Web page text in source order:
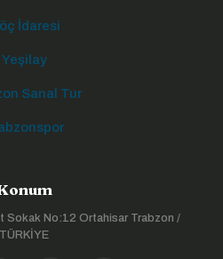
İdaresi
Yeşilay
Sanal Tur
Sokak No:12 Ortahisar Trabzon /
TÜRKİYE